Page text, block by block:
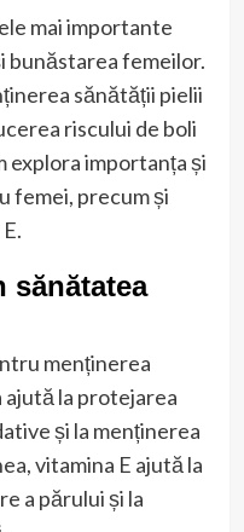
mai importante
bunăstarea femeilor.
sănătății pielii
riscului de boli
explora importanța și
femei, precum și
sănătatea
menținerea
ajută la protejarea
și la menținerea
vitamina E ajută la
a părului și la